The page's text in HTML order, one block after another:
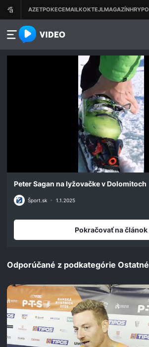
azet.video.sk
seconds
25
seconds
Peter Sagan na lyžovačke v Dolomitoch
Šport.sk • 1.1.2025
Pokračovať na článok
Odporúčané z podkategórie Ostatné